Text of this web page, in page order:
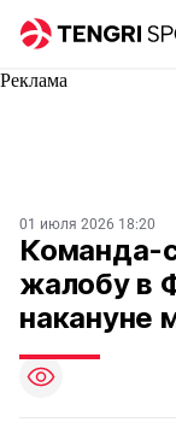
Реклама
01 июля 2026 18:20
Команда-
жалобу в
накануне